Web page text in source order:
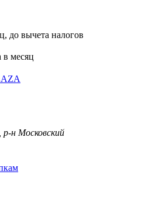
до вычета налогов
месяц
н Московский